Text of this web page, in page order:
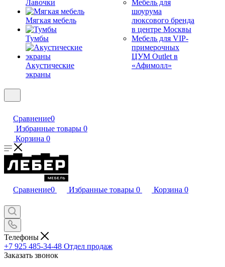
Лавочки
Мягкая мебель
Тумбы
Акустические
экраны
Мебель для
шоурума
люксового бренда
в центре Москвы
Мебель для VIP-
примерочных
ЦУМ Outlet в
«Афимолл»
Сравнение0
Избранные товары 0
Корзина 0
Сравнение0 Избранные товары 0 Корзина 0
Телефоны
+7 925 485-34-48 Отдел продаж
Заказать звонок